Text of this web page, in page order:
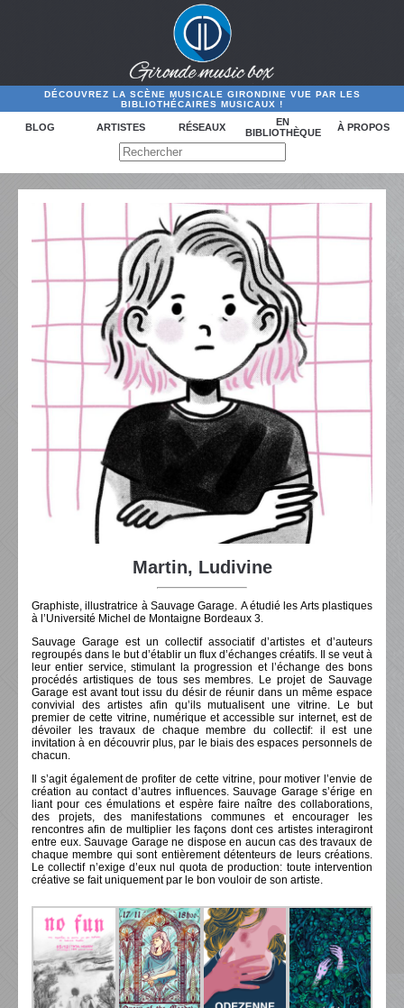
DÉCOUVREZ LA SCÈNE MUSICALE GIRONDINE VUE PAR LES
BIBLIOTHÉCAIRES MUSICAUX !
BLOG ARTISTES RÉSEAUX
EN
BIBLIOTHÈQUE
À PROPOS
Martin, Ludivine
Graphiste, illustratrice à Sauvage Garage. A étudié les Arts plastiques
à l’Université Michel de Montaigne Bordeaux 3.
Sauvage Garage est un collectif associatif d’artistes et d’auteurs
regroupés dans le but d’établir un flux d’échanges créatifs. Il se veut à
leur entier service, stimulant la progression et l’échange des bons
procédés artistiques de tous ses membres. Le projet de Sauvage
Garage est avant tout issu du désir de réunir dans un même espace
convivial des artistes afin qu’ils mutualisent une vitrine. Le but
premier de cette vitrine, numérique et accessible sur internet, est de
dévoiler les travaux de chaque membre du collectif: il est une
invitation à en découvrir plus, par le biais des espaces personnels de
chacun.
Il s’agit également de profiter de cette vitrine, pour motiver l’envie de
création au contact d’autres influences. Sauvage Garage s’érige en
liant pour ces émulations et espère faire naître des collaborations,
des projets, des manifestations communes et encourager les
rencontres afin de multiplier les façons dont ces artistes interagiront
entre eux. Sauvage Garage ne dispose en aucun cas des travaux de
chaque membre qui sont entièrement détenteurs de leurs créations.
Le collectif n’exige d’eux nul quota de production: toute intervention
créative se fait uniquement par le bon vouloir de son artiste.